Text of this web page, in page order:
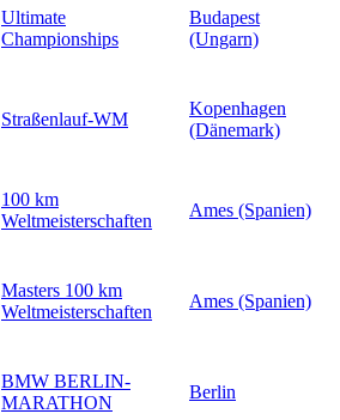
Ultimate
Championships
Budapest
(Ungarn)
Straßenlauf-WM
Kopenhagen
(Dänemark)
100 km
Weltmeisterschaften
Ames (Spanien)
Masters 100 km
Weltmeisterschaften
Ames (Spanien)
BMW BERLIN-
MARATHON
Berlin